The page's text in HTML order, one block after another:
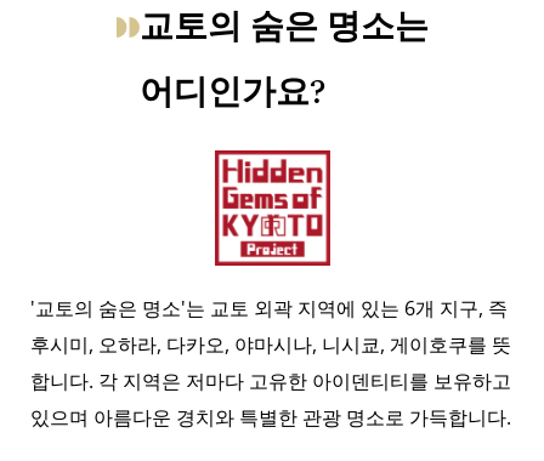
교토의 숨은 명소는
어디인가요?
'교토의 숨은 명소'는 교토 외곽 지역에 있는 6개 지구, 즉
후시미, 오하라, 다카오, 야마시나, 니시쿄, 게이호쿠를 뜻
합니다. 각 지역은 저마다 고유한 아이덴티티를 보유하고
있으며 아름다운 경치와 특별한 관광 명소로 가득합니다.